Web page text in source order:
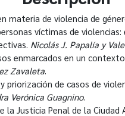
materia de violencia de
víctimas de
Nicolás J. Papalía y
enmarcados en un
Zavaleta
priorización de casos de
Verónica Guagnino.
la Justicia Penal de la